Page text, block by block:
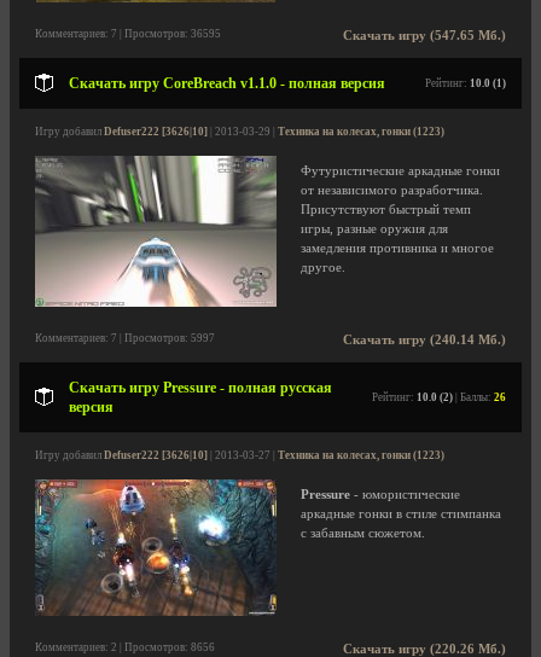
Скачать игру (547.65 Мб.)
Комментариев: 7 | Просмотров: 36595
Скачать игру CoreBreach v1.1.0 - полная версия Рейтинг: 10.0 (1)
Игру добавил Defuser222 [3626|10] | 2013-03-29 | Техника на колесах, гонки (1223)
Футуристические аркадные гонки
от независимого разработчика.
Присутствуют быстрый темп
игры, разные оружия для
замедления противника и многое
другое.
Скачать игру (240.14 Мб.)
Комментариев: 7 | Просмотров: 5997
Скачать игру Pressure - полная русская
версия
Рейтинг: 10.0 (2) | Баллы: 26
Игру добавил Defuser222 [3626|10] | 2013-03-27 | Техника на колесах, гонки (1223)
Pressure - юмористические
аркадные гонки в стиле стимпанка
с забавным сюжетом.
Скачать игру (220.26 Мб.)
Комментариев: 2 | Просмотров: 8656